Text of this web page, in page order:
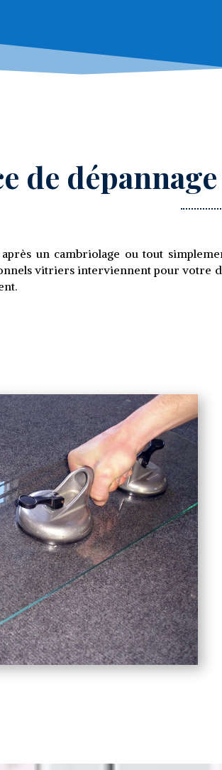
de
un cambriolage ou tout
vitriers interviennent pour votre